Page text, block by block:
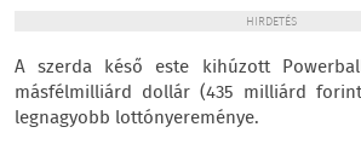
HIRDETÉS
A szerda késő este kihúzott
másfélmilliárd dollár (435 milliárd
legnagyobb lottónyereménye.